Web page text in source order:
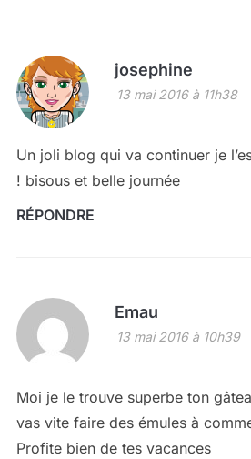
josephine
13 mai 2016 à 11h38
Un joli blog qui va continuer je
! bisous et belle journée
RÉPONDRE
Emau
13 mai 2016 à 10h39
Moi je le trouve superbe ton
vas vite faire des émules à
Profite bien de tes vacances